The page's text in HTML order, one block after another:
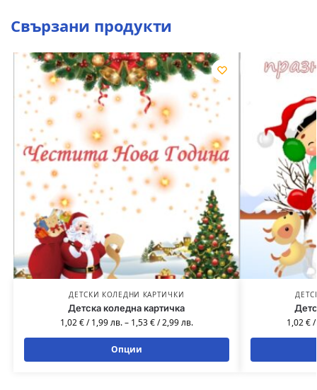
Свързани продукти
ДЕТСКИ КОЛЕДНИ КАРТИЧКИ
Детска коледна картичка
1,02€/1,99лв.– 1,53€/2,99лв.
Опции
1,02€/